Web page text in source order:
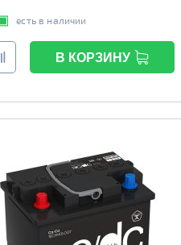
есть в наличии
В КОРЗИНУ